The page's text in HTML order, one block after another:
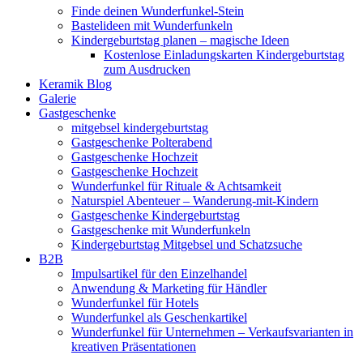
Finde deinen Wunderfunkel-Stein
Bastelideen mit Wunderfunkeln
Kindergeburtstag planen – magische Ideen
Kostenlose Einladungskarten Kindergeburtstag
zum Ausdrucken
Keramik Blog
Galerie
Gastgeschenke
mitgebsel kindergeburtstag
Gastgeschenke Polterabend
Gastgeschenke Hochzeit
Gastgeschenke Hochzeit
Wunderfunkel für Rituale & Achtsamkeit
Naturspiel Abenteuer – Wanderung-mit-Kindern
Gastgeschenke Kindergeburtstag
Gastgeschenke mit Wunderfunkeln
Kindergeburtstag Mitgebsel und Schatzsuche
B2B
Impulsartikel für den Einzelhandel
Anwendung & Marketing für Händler
Wunderfunkel für Hotels
Wunderfunkel als Geschenkartikel
Wunderfunkel für Unternehmen – Verkaufsvarianten in
kreativen Präsentationen